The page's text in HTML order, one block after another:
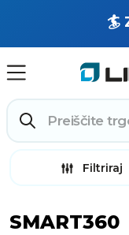
🏄
Filtriraj
SMART360